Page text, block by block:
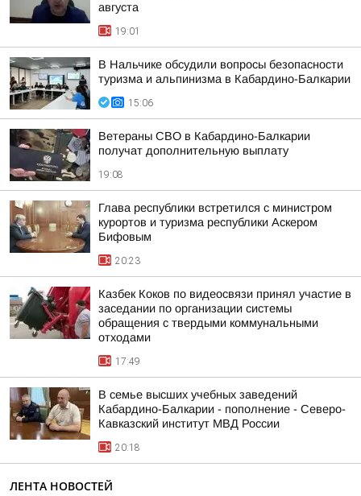
августа
19:01
В Нальчике обсудили вопросы безопасности
туризма и альпинизма в Кабардино-Балкарии
15:06
Ветераны СВО в Кабардино-Балкарии
получат дополнительную выплату
19:08
Глава республики встретился с министром
курортов и туризма республики Аскером
Бифовым
20:23
Казбек Коков по видеосвязи принял участие в
заседании по организации системы
обращения с твердыми коммунальными
отходами
17:49
В семье высших учебных заведений
Кабардино-Балкарии - пополнение - Северо-
Кавказский институт МВД России
20:18
ЛЕНТА НОВОСТЕЙ